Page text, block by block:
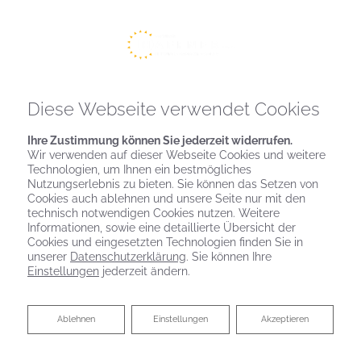
JOBS: OFFENE STELLEN
Diese Webseite verwendet Cookies
Ihre Zustimmung können Sie jederzeit widerrufen.
Wir verwenden auf dieser Webseite Cookies und weitere
Technologien, um Ihnen ein bestmögliches
Nutzungserlebnis zu bieten. Sie können das Setzen von
Cookies auch ablehnen und unsere Seite nur mit den
technisch notwendigen Cookies nutzen. Weitere
Informationen, sowie eine detaillierte Übersicht der
Cookies und eingesetzten Technologien finden Sie in
unserer Datenschutzerklärung. Sie können Ihre
Einstellungen jederzeit ändern.
Akzeptieren
Einstellungen
Ablehnen
Ablehnen